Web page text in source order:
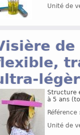
Unité de
de
Structure
à 5 ans
Unité de